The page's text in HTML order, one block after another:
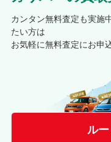
カンタン無料査定も実施
たい方は
お気軽に無料査定にお申
ル